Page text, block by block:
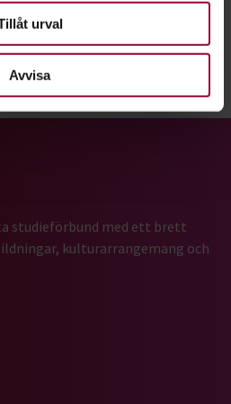
urval
Avvisa
i tidningen Cirkeln
studieförbund med ett brett
kulturarrangemang och